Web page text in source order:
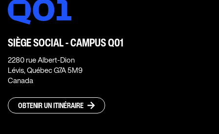
SIÈGE SOCIAL - CAMPUS Q01
2280 rue Albert-Dion
Lévis, Québec G7A 5M9
Canada
OBTENIR UN ITINÉRAIRE